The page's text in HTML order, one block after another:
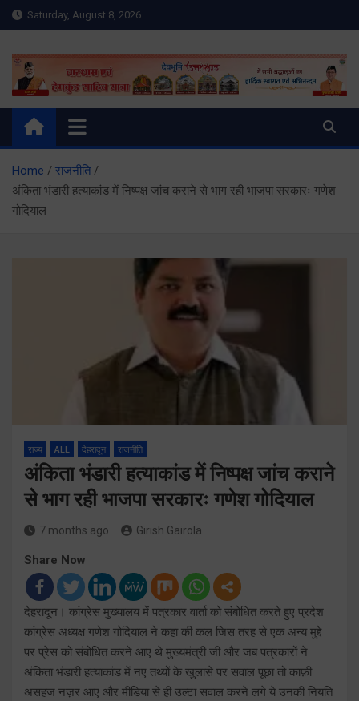
Skip
to
Saturday, August 8, 2026
Meru Raibar | Uttarakhand
News | Uttarkashi News
meruraibar.com
Home
राजनीति
अंकिता भंडारी हत्याकांड में निष्पक्ष जांच कराने से भाग रही भाजपा सरकारः गणेश
गोदियाल
राज्य ALL देहरादून राजनीति
अंकिता भंडारी हत्याकांड में निष्पक्ष जांच कराने
से भाग रही भाजपा सरकारः गणेश गोदियाल
7 months ago Girish Gairola
Share Now
देहरादून। कांग्रेस मुख्यालय में पत्रकार वार्ता को संबोधित करते हुए प्रदेश
कांग्रेस अध्यक्ष गणेश गोदियाल ने कहा की कल जिस तरह से एक अन्य मुद्दे
पर प्रेस को संबोधित करने आए थे मुख्यमंत्री जी और जब पत्रकारों ने
अंकिता भंडारी हत्याकांड में नए तथ्यों के खुलासे पर सवाल पूछा तो काफ़ी
असहज नज़र आए और मीडिया से ही उल्टा सवाल करने लगे ये उनकी नियति